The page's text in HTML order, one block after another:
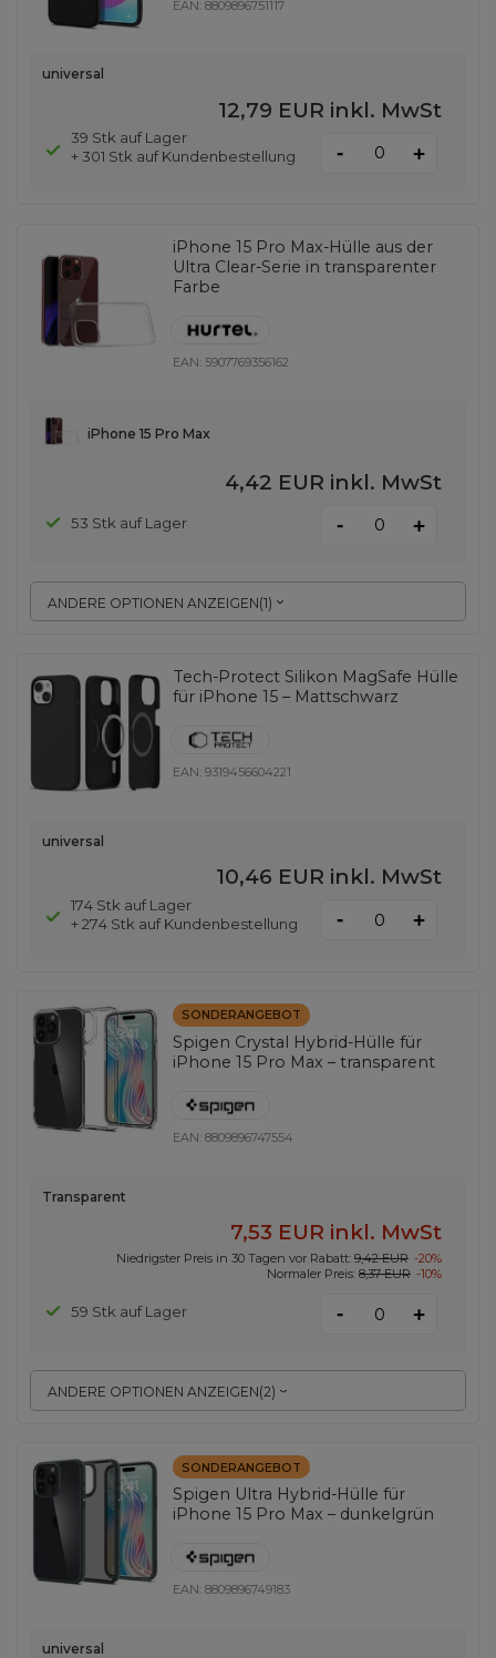
EAN:8809896751117
universal
12,79 EUR inkl. MwSt
39 Stk auf Lager
+ 301 Stk auf Kundenbestellung
- +
iPhone 15 Pro Max-Hülle aus der
Ultra Clear-Serie in transparenter
Farbe
EAN: 5907769356162
ANDERE OPTIONEN ANZEIGEN(1)
iPhone 15 Pro Max
4,42 EUR inkl. MwSt
53 Stk auf Lager - +
Tech-Protect Silikon MagSafe Hülle
für iPhone 15 – Mattschwarz
EAN:9319456604221
universal
10,46 EUR inkl. MwSt
174 Stk auf Lager
+ 274 Stk auf Kundenbestellung
- +
SONDERANGEBOT
Spigen Crystal Hybrid-Hülle für
iPhone 15 Pro Max – transparent
EAN:8809896747554
ANDERE OPTIONEN ANZEIGEN(2)
Transparent
7,53 EUR inkl. MwSt
Niedrigster Preis in 30 Tagen vor Rabatt: 9,42 EUR -20%
Normaler Preis: 8,37 EUR -10%
59 Stk auf Lager - +
SONDERANGEBOT
Spigen Ultra Hybrid-Hülle für
iPhone 15 Pro Max – dunkelgrün
EAN:8809896749183
universal